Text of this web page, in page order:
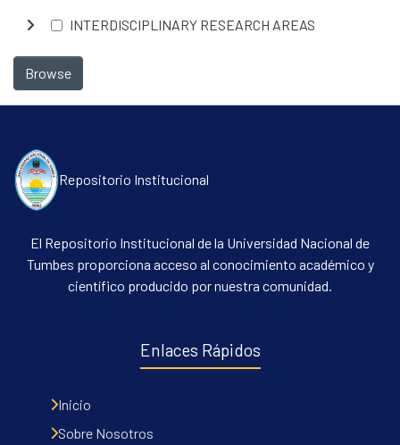
Communities & Collections
INTERDISCIPLINARY RESEARCH AREAS
Browse
Repositorio Institucional
El Repositorio Institucional de la Universidad Nacional de
Tumbes proporciona acceso al conocimiento académico y
científico producido por nuestra comunidad.
Enlaces Rápidos
Inicio
Sobre Nosotros